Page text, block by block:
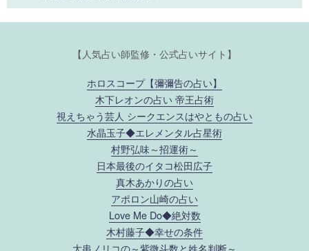
【人気占い師監修・公式占いサイト】
ホロスコープ【彌彌告の占い】
木下レオンの占い 帝王占術
視えちゃう芸人 シークエンスはやともの占い
水晶玉子◆エレメンタル占星術
村野弘味～招運術～
日本最後のイタコ松田広子
真木あかりの占い
アポロン山崎の占い
Love Me Do◆絶対数
木村藤子◆幸せの条件
大串ノリコの～紫微斗数と姓名判断～